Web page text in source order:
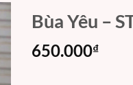
Bùa Yêu –
650.000₫